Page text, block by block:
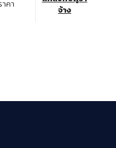
าคา
จ้าง